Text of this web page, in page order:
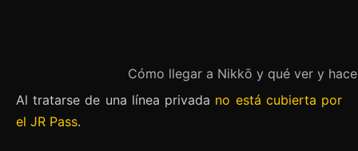
Cómo llegar a Nikkō y qué ver y
Al tratarse de una línea privada no está cubierta por
el JR Pass.